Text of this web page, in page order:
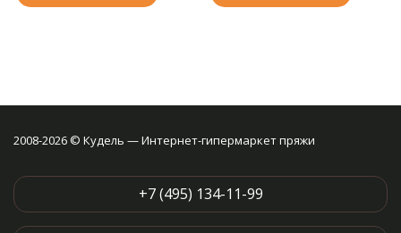
2008-2026 © Кудель — Интернет-гипермаркет пряжи
+7 (495) 134-11-99